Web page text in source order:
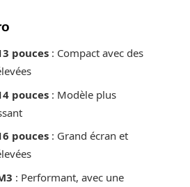
pouces : Compact avec des
pouces : Modèle plus
pouces : Grand écran et
: Performant, avec une